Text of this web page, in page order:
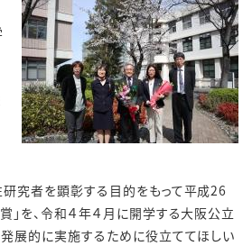
究者を顕彰する目的をもって平成26
」を、令和４年４月に開学する大阪公立
展的に実施するために役立ててほしい